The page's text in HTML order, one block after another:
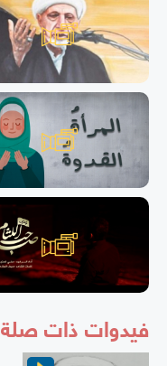
فيدوات ذات صلة